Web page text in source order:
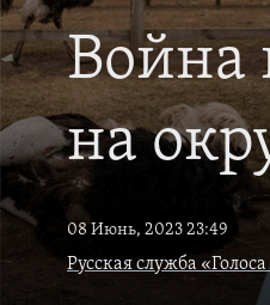
Война
на
08 Июнь, 2023 23:49
Русская служба